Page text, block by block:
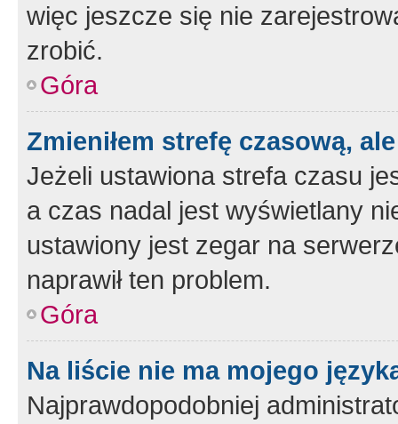
więc jeszcze się nie
zrobić.
Góra
Zmieniłem strefę czasową,
Jeżeli ustawiona strefa czasu
a czas nadal jest wyświetlany
ustawiony jest zegar na
naprawił ten problem.
Góra
Na liście nie ma mojego
Najprawdopodobniej